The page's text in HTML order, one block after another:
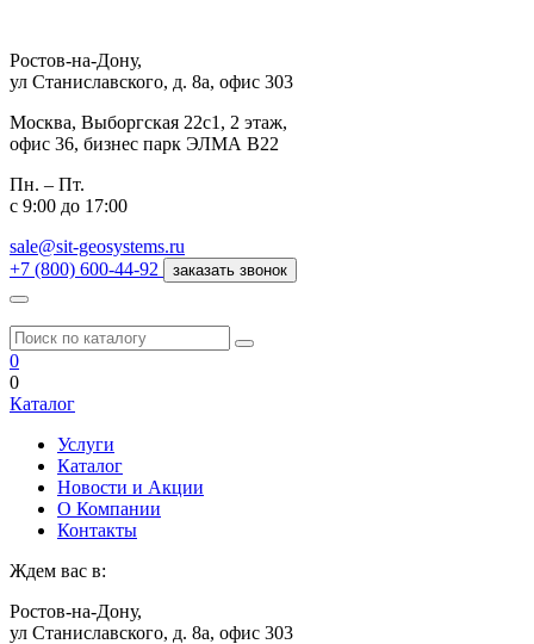
Ростов-на-Дону,
ул Станиславского, д. 8а, офис 303
Москва, Выборгская 22с1, 2 этаж,
офис 36, бизнес парк ЭЛМА В22
Пн. – Пт.
с 9:00 до 17:00
sale@sit-geosystems.ru
+7 (800) 600-44-92
заказать звонок
0
0
Каталог
Услуги
Каталог
Новости и Акции
О Компании
Контакты
Ждем вас в:
Ростов-на-Дону,
ул Станиславского, д. 8а, офис 303